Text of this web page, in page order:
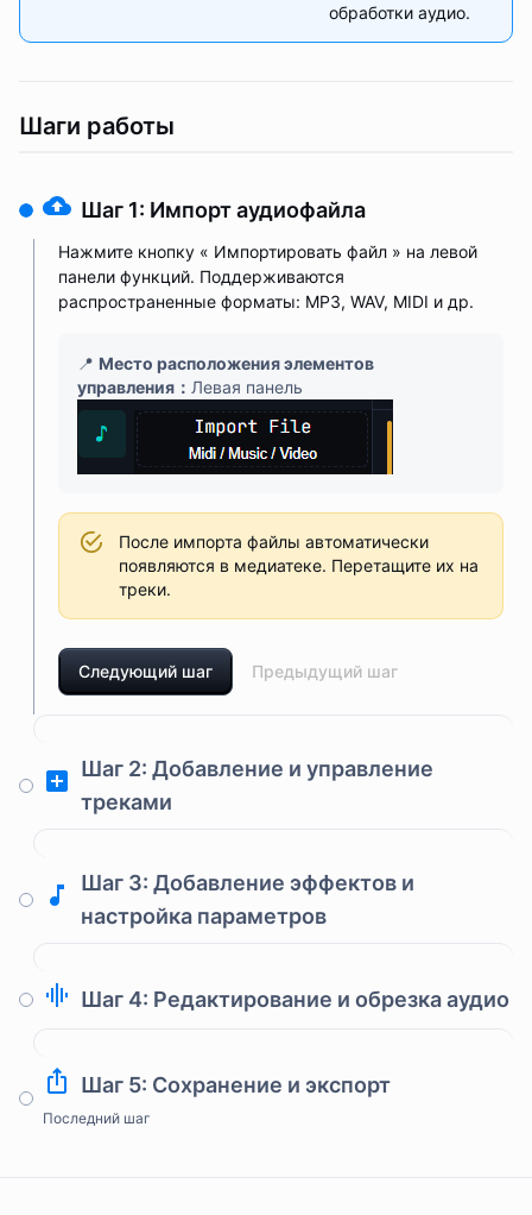
обработки аудио.
Шаги работы
Шаг 1: Импорт аудиофайла
Нажмите кнопку « Импортировать файл » на левой
панели функций. Поддерживаются
распространенные форматы: MP3, WAV, MIDI и др.
📍 Место расположения элементов
управления ： Левая панель
После импорта файлы автоматически
появляются в медиатеке. Перетащите их на
треки.
Следующий шаг Предыдущий шаг
Шаг 2: Добавление и управление
треками
Шаг 3: Добавление эффектов и
настройка параметров
Шаг 4: Редактирование и обрезка аудио
Шаг 5: Сохранение и экспорт
Последний шаг